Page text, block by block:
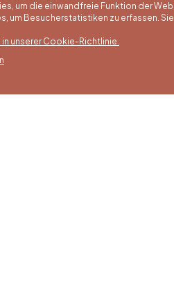
um die einwandfreie Funktion der
um Besucherstatistiken zu erfassen.
unserer Cookie-Richtlinie.